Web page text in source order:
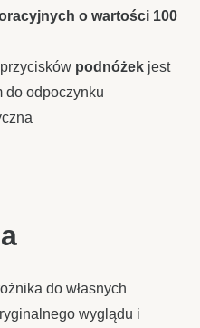
o wartości 100
podnóżek jest
do odpoczynku
do własnych
wyglądu i